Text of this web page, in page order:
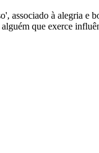
associado à alegria e
que exerce